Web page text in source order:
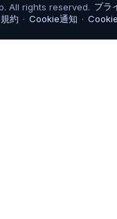
All rights reserved. プラ
約 · Cookie通知 ·